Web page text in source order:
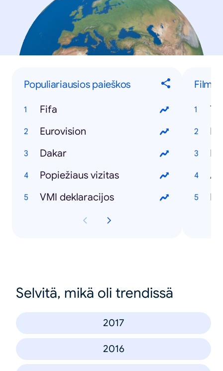
Populiariausios paieškos
Fifa
Eurovision
Dakar
Popiežiaus vizitas
VMI deklaracijos
Filmai
A
Selvitä, mikä oli trendissä
2017
2016